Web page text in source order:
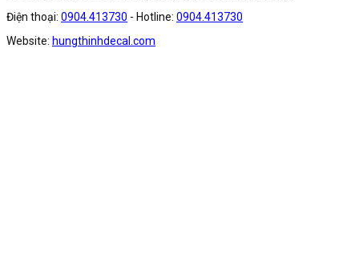
Điện thoại: 0904.413730 - Hotline: 0904.413730
Website: hungthinhdecal.com